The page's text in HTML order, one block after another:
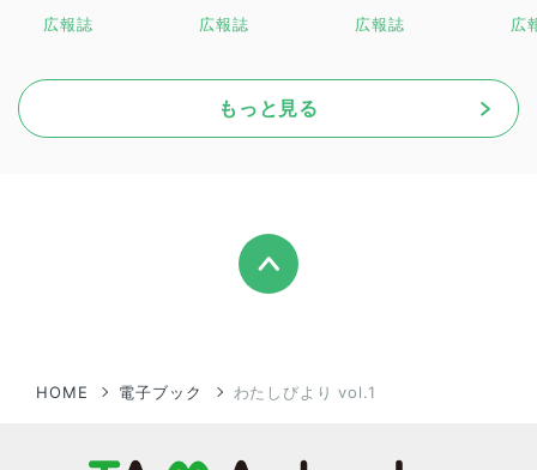
広報誌 広報誌 広報誌 広
もっと見る
HOME 電子ブック わたしびより vol.1